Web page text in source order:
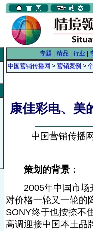
专题 精品 行业
中国营销传播网 > 营销案例 >
康佳彩电、美
中国营销传播
策划的背景：
2005年中国市场开
对价格一轮又一轮的
SONY终于也按捺不
高调迎接中国本土品